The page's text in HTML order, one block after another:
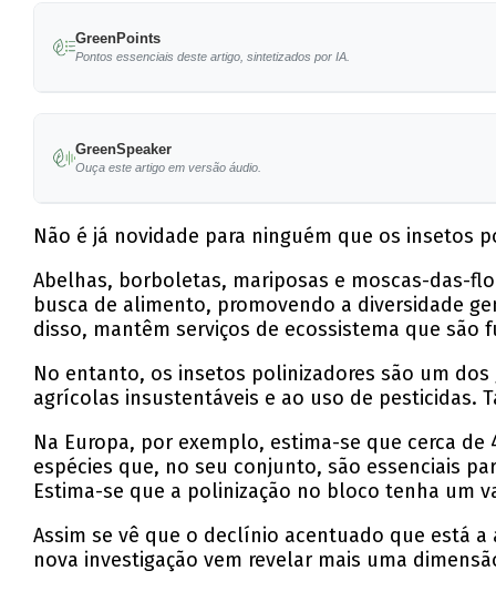
GreenPoints
Pontos essenciais deste artigo, sintetizados por IA.
Na Europa, 40% das moscas-das-flores e
Declínio dos polinizadores está ligado à
Proteger polinizadores é crucial para a
GreenSpeaker
Ouça este artigo em versão áudio.
Não é já novidade para ninguém que os insetos
Abelhas, borboletas, mariposas e moscas-das-
busca de alimento, promovendo a diversidade
disso, mantêm serviços de ecossistema que são
No entanto, os insetos polinizadores são um
agrícolas insustentáveis e ao uso de pesticidas.
Na Europa, por exemplo, estima-se que cerca
espécies que, no seu conjunto, são essenciais
Estima-se que a polinização no bloco tenha um
Assim se vê que o declínio acentuado que está
nova investigação vem revelar mais uma